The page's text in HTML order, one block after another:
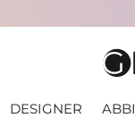
DESIGNER